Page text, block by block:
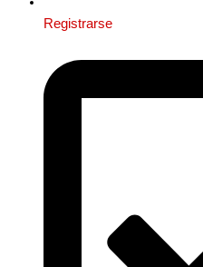
Registrarse